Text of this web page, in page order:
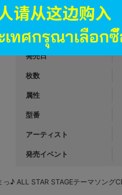
商品番号
商品カテゴリ
発売日
枚数
属性
型番
アーティスト
発売イベント
♪ ALL STAR STAGEテーマソン